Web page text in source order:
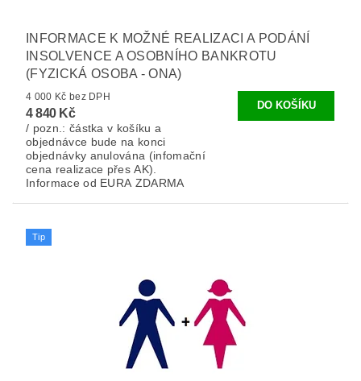
INFORMACE K MOŽNÉ REALIZACI A PODÁNÍ
INSOLVENCE A OSOBNÍHO BANKROTU
(FYZICKÁ OSOBA - ONA)
4 000 Kč bez DPH
4 840 Kč
/ pozn.: částka v košíku a
objednávce bude na konci
objednávky anulována (infomační
cena realizace přes AK).
Informace od EURA ZDARMA
Tip